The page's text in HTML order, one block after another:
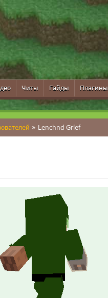
Читы Гайды Плагины
» Lenchnd Grief